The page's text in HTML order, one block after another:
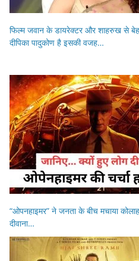
फिल्म जवान के डायरेक्टर और शाहरुख से
दीपिका पादुकोण है इसकी वजह…
“ओपनहाइमर” ने जनता के बीच मचाया
दीवाना…